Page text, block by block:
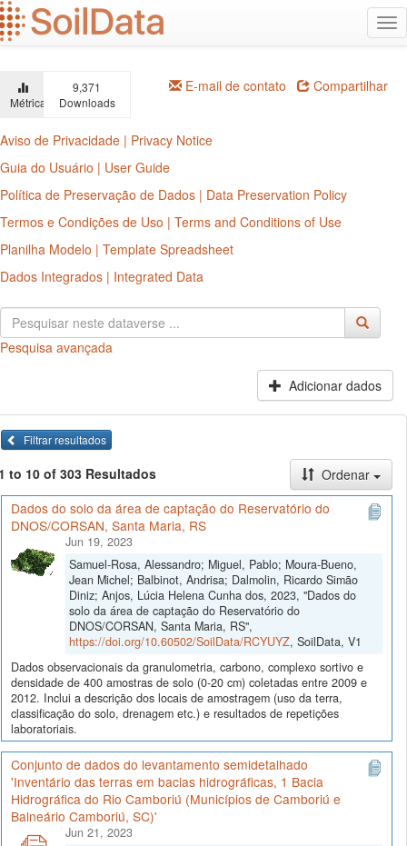
Ir
para
o
principal
Métricas
9,371
Downloads
E-mail de contato Compartilhar
Aviso de Privacidade | Privacy Notice
Guia do Usuário | User Guide
Política de Preservação de Dados | Data Preservation Policy
Termos e Condições de Uso | Terms and Conditions of Use
Planilha Modelo | Template Spreadsheet
Dados Integrados | Integrated Data
Pesquisa avançada
Adicionar dados
Filtrar resultados
to 10 of 303 Resultados
Ordenar
Dados do solo da área de captação do Reservatório do
DNOS/CORSAN, Santa Maria, RS
Jun 19, 2023
Samuel-Rosa, Alessandro; Miguel, Pablo; Moura-Bueno,
Jean Michel; Balbinot, Andrisa; Dalmolin, Ricardo Simão
Diniz; Anjos, Lúcia Helena Cunha dos, 2023, "Dados do
solo da área de captação do Reservatório do
DNOS/CORSAN, Santa Maria, RS",
https://doi.org/10.60502/SoilData/RCYUYZ, SoilData, V1
Dados observacionais da granulometria, carbono, complexo sortivo e
densidade de 400 amostras de solo (0-20 cm) coletadas entre 2009 e
2012. Inclui a descrição dos locais de amostragem (uso da terra,
classificação do solo, drenagem etc.) e resultados de repetições
laboratoriais.
Conjunto de dados do levantamento semidetalhado
'Inventário das terras em bacias hidrográficas, 1 Bacia
Hidrográfica do Rio Camboriú (Municípios de Camboriú e
Balneário Camboriú, SC)'
Jun 21, 2023